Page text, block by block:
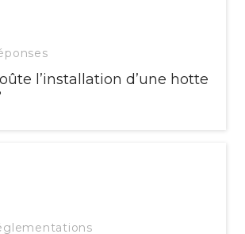
l’installation d’une hotte